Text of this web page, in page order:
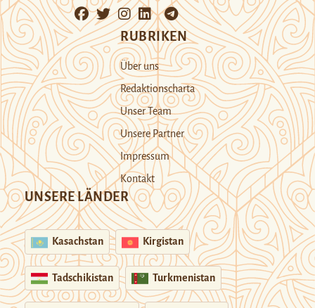
RUBRIKEN
Über uns
Redaktionscharta
Unser Team
Unsere Partner
Impressum
Kontakt
UNSERE LÄNDER
Kasachstan Kirgistan
Tadschikistan Turkmenistan